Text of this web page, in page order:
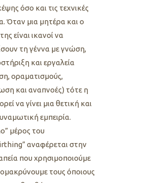
όσο και τις τεχνικές
Όταν μια μητέρα και ο
είναι ικανοί να
τη γέννα με γνώση,
και εργαλεία
οραματισμούς,
και αναπνοές) τότε η
να γίνει μια θετική και
εμπειρία.
μέρος του
αναφέρεται στην
που χρησιμοποιούμε
τους όποιους